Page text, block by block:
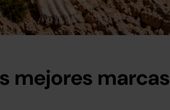
mejores marcas